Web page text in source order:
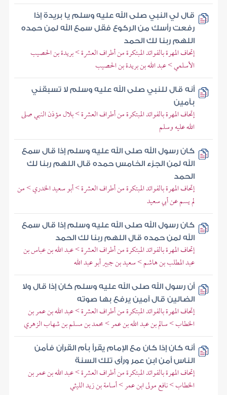
قال لي النبي صلى الله عليه وسلم يا بريدة إذا
رفعت رأسك من الركوع فقل سمع الله لمن حمده
اللهم ربنا لك الحمد
إتحاف المهرة بالفوائد المبتكرة من أطراف العشرة > بريدة بن الحصيب
الأسلمي > عبد الله بن بريدة بن الحصيب
أنه قال للنبي صلى الله عليه وسلم لا تسبقني
بآمين
إتحاف المهرة بالفوائد المبتكرة من أطراف العشرة > بلال مؤذن النبي صلى
الله عليه وسلم
كان رسول الله صلى الله عليه وسلم إذا قال سمع
الله لمن الجزء الخامس حمده قال اللهم ربنا لك
الحمد
إتحاف المهرة بالفوائد المبتكرة من أطراف العشرة > أبو سعيد الخدري > من
لم يسم عن أبي سعيد
كان رسول الله صلى الله عليه وسلم إذا قال سمع
الله لمن حمده قال اللهم ربنا لك الحمد
إتحاف المهرة بالفوائد المبتكرة من أطراف العشرة > عبد الله بن عباس بن
عبد المطلب بن هاشم > سعيد بن جبير أبو عبد الله
أن رسول الله صلى الله عليه وسلم كان إذا قال ولا
الضالين قال آمين يرفع بها صوته
إتحاف المهرة بالفوائد المبتكرة من أطراف العشرة > عبد الله بن عمر بن
الخطاب > سالم بن عبد الله بن عمر > محمد بن مسلم بن شهاب الزهري
أنه كان إذا كان مع الإمام يقرأ بأم القرآن فأمن
الناس أمن ابن عمر ورأى تلك السنة
إتحاف المهرة بالفوائد المبتكرة من أطراف العشرة > عبد الله بن عمر بن
الخطاب > نافع مولى ابن عمر > أسامة بن زيد الليثي